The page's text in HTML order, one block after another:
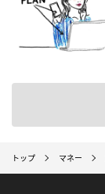
トップ マネー